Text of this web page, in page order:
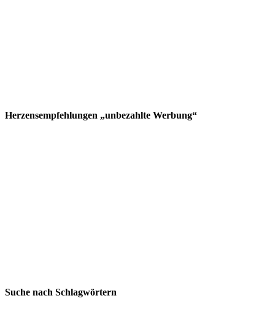
Herzensempfehlungen „unbezahlte Werbung“
Suche nach Schlagwörtern